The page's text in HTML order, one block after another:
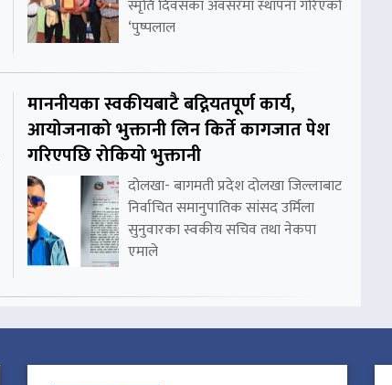
स्मृति दिवसका अवसरमा स्थापना गरिएको
‘पुष्पलाल
माननीयका स्वकीयबाटै बद्नियतपूर्ण कार्य,
आयोजनाको भुक्तानी लिन किर्ते कागजात पेश
गरिएपछि रोकियो भुक्तानी
दोलखा- बागमती प्रदेश दोलखा जिल्लाबाट
निर्वाचित समानुपातिक सांसद उर्मिला
सुनुवारका स्वकीय सचिव तथा नेकपा
एमाले